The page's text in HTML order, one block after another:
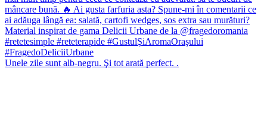
Unele zile sunt alb-negru. Şi tot arată perfect. .